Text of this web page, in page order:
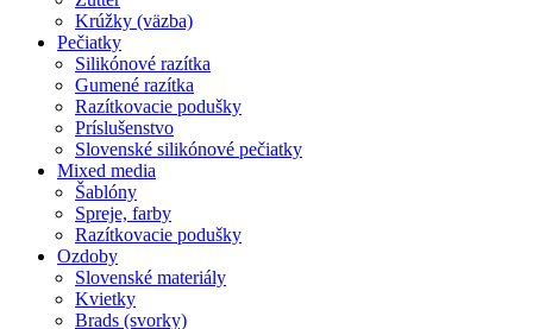
Krúžky (väzba)
Pečiatky
Silikónové razítka
Gumené razítka
Razítkovacie podušky
Príslušenstvo
Slovenské silikónové pečiatky
Mixed media
Šablóny
Spreje, farby
Razítkovacie podušky
Ozdoby
Slovenské materiály
Kvietky
Brads (svorky)